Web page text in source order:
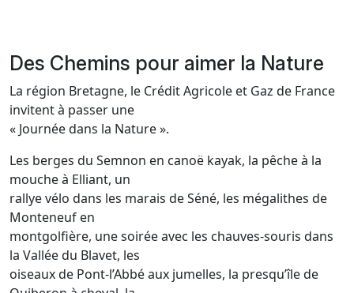
Des Chemins pour aimer la Nature
La région Bretagne, le Crédit Agricole et Gaz de France
invitent à passer une
« Journée dans la Nature ».
Les berges du Semnon en canoë kayak, la pêche à la
mouche à Elliant, un
rallye vélo dans les marais de Séné, les mégalithes de
Monteneuf en
montgolfière, une soirée avec les chauves-souris dans
la Vallée du Blavet, les
oiseaux de Pont-l’Abbé aux jumelles, la presqu’île de